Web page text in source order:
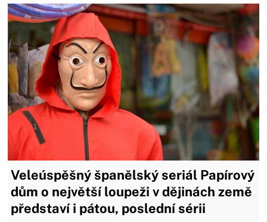
Veleúspěšný španělský seriál Papírový
dům o největší loupeži v dějinách země
představí i pátou, poslední sérii